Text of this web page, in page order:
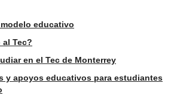
educativo
al Tec?
en el Tec de Monterrey
y apoyos educativos para estudiantes